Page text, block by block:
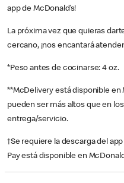
app de McDonald’s!
La próxima vez que quieras
cercano, ¡nos encantará
*Peso antes de cocinarse: 4 oz.
**McDelivery está disponible en
pueden ser más altos que en
entrega/servicio.
†Se requiere la descarga del
Pay está disponible en